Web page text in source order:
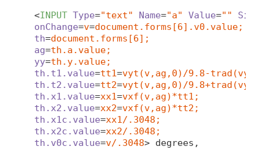
<INPUT Type="text" Name="a" Value="" Size
onChange=v=document.forms[6].v0.value;
th=document.forms[6];
ag=th.a.value;
yy=th.y.value;
th.t1.value=tt1=vyt(v,ag,0)/9.8-
th.t2.value=tt2=vyt(v,ag,0)/
th.x1.value=xx1=vxf(v,ag)*tt1;
th.x2.value=xx2=vxf(v,ag)*tt2;
th.x1c.value=xx1/.3048;
th.x2c.value=xx2/.3048;
th.v0c.value=v/.3048> degrees,